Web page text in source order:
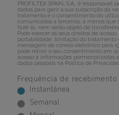
PROFILTEK SPAIN, S.A., é
dados para gerir a sua subscrição da
tratamento é o consentimento do
comunicados a terceiros, a menos que
fazê-lo, nem serão objeto de
Pode exercer os seus direitos de
portabilidade, limitação do tratamento
mensagem de correio eletrónico para
pode retirar o seu consentimento em
acesso a informações pormenorizadas
dados pessoais na Política de
Frequência de
Instantânea
Semanal